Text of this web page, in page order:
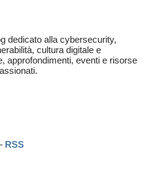
dedicato alla cybersecurity,
cultura digitale e
approfondimenti, eventi e risorse
RSS